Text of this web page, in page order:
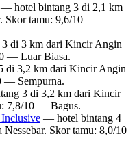
— hotel bintang 3 di 2,1 km
Skor tamu: 9,6/10 —
di 3 km dari Kincir Angin
— Luar Biasa.
di 3,2 km dari Kincir Angin
— Sempurna.
3 di 3,2 km dari Kincir
7,8/10 — Bagus.
— hotel bintang 4
Skor tamu: 8,0/10